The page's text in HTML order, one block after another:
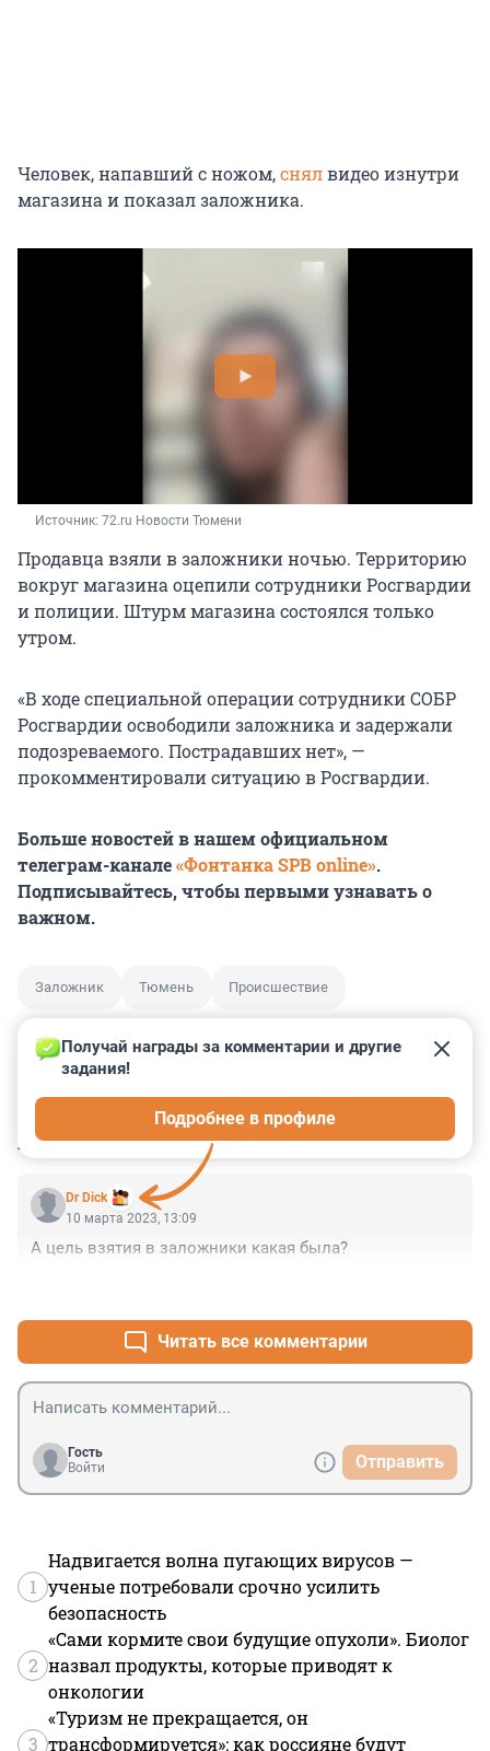
Человек, напавший с ножом,снялвидео изнутри
магазина и показал заложника.
Источник: 72.ru Новости Тюмени
Продавца взяли в заложники ночью. Территорию
вокруг магазина оцепили сотрудники Росгвардии
и полиции. Штурм магазина состоялся только
утром.
«В ходе специальной операции сотрудники СОБР
Росгвардии освободили заложника и задержали
подозреваемого. Пострадавших нет», —
прокомментировали ситуацию в Росгвардии.
Больше новостей в нашем официальном
телеграм-канале«Фонтанка SPB online».
Подписывайтесь, чтобы первыми узнавать о
важном.
Заложник Тюмень Происшествие
КОММЕНТАРИИ 1
Dr Dick
Получай награды за комментарии и другие
задания!
Подробнее в профиле
10 марта 2023, 13:09
А цель взятия в заложники какая была?
Читать все комментарии
Гость
Войти
Отправить
1
Надвигается волна пугающих вирусов —
ученые потребовали срочно усилить
безопасность
2
«Сами кормите свои будущие опухоли». Биолог
назвал продукты, которые приводят к
онкологии
3
«Туризм не прекращается, он
трансформируется»: как россияне будут